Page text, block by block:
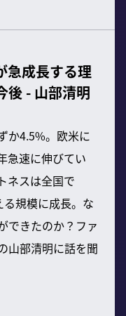
急成長する理
後 - 山部清明
か4.5%。欧米に
急速に伸びてい
ネスは全国で
規模に成長。な
できたのか？ファ
山部清明に話を聞